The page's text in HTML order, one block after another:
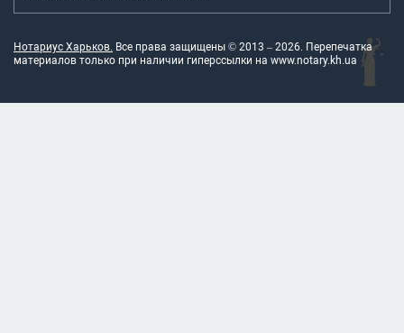
Нотариус Харьков. Все права защищены © 2013 – 2026. Перепечатка
материалов только при наличии гиперссылки на www.notary.kh.ua